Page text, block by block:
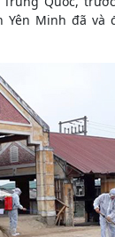
Yên Minh đã